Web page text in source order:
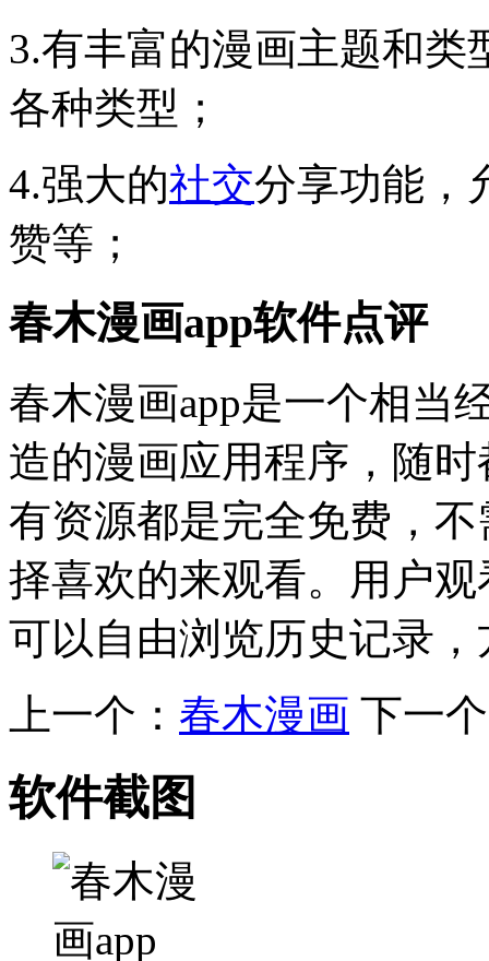
3.有丰富的漫画主题和
各种类型；
4.强大的社交分享功能，
赞等；
春木漫画app软件点评
春木漫画app是一个相当
造的漫画应用程序，随
有资源都是完全免费，
择喜欢的来观看。用户
可以自由浏览历史记录
上一个： 春木漫画 下一
软件截图